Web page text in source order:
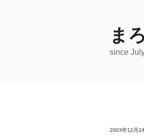
ま
since
投
2003年12月